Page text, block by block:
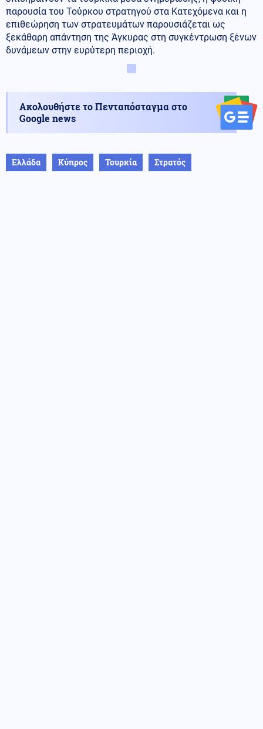
παρουσία του Τούρκου στρατηγού στα Κατεχόμενα και η
επιθεώρηση των στρατευμάτων παρουσιάζεται ως
ξεκάθαρη απάντηση της Άγκυρας στη συγκέντρωση ξένων
δυνάμεων στην ευρύτερη περιοχή.
Ακολουθήστε το Πενταπόσταγμα στο
Google news
Ελλάδα Κύπρος Τουρκία Στρατός